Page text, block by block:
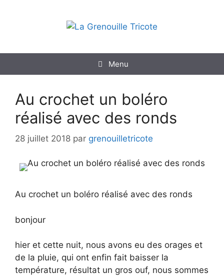
Menu
Au crochet un boléro
réalisé avec des ronds
28 juillet 2018 par grenouilletricote
Au crochet un boléro réalisé avec des ronds
bonjour
hier et cette nuit, nous avons eu des orages et
de la pluie, qui ont enfin fait baisser la
température, résultat un gros ouf, nous sommes